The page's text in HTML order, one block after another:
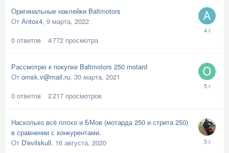
Оригинальные наклейки Baltmotors
От Аntox4, 9 марта, 2022
0 ответов 4 772 просмотра
Рассмотрю к покупке Baltmotors 250 motard
От omsk.v@mail.ru, 30 марта, 2021
0 ответов 2 217 просмотров
Насколько всё плохо и БМов (мотарда 250 и стрита 250)
в сравнении с конкурентами.
От D'evilskull, 16 августа, 2020